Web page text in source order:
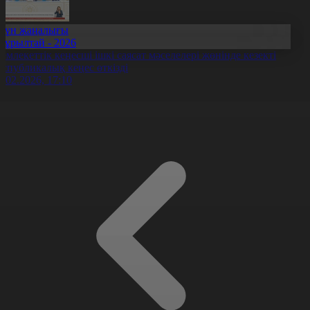
жаңалығы
- 2026
кеңесші ішкі саясат мәселелері жөнінде кезекті
кеңес өткізді
17:10